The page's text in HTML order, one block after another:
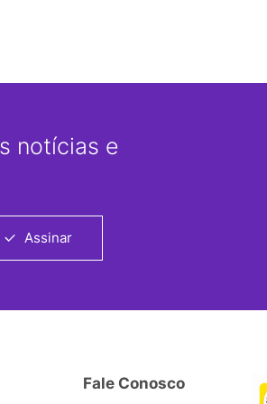
notícias e
Assinar
Fale Conosco